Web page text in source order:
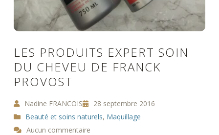
LES PRODUITS EXPERT SOIN
DU CHEVEU DE FRANCK
PROVOST
Nadine FRANCOIS
28 septembre 2016
Beauté et soins naturels, Maquillage
Aucun commentaire